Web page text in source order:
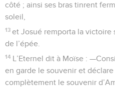
côté ; ainsi ses bras tinrent
soleil,
13 et Josué remporta la victoire
de l’épée.
14 L’Eternel dit à Moïse :
en garde le souvenir et déclare
complètement le souvenir